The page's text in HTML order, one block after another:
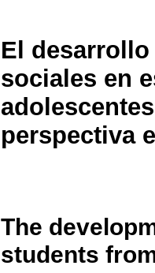
El
sociales en
perspectiva
The
students